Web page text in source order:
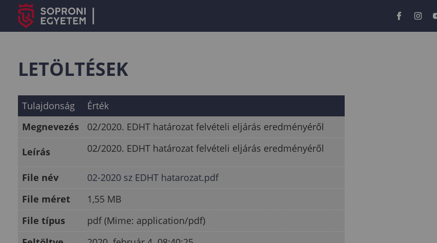
LETÖLTÉSEK
Tulajdonság
Érték
Megnevezés
02/2020. EDHT határozat felvételi eljárás eredményéről
Leírás 02/2020. EDHT határozat felvételi eljárás eredményéről
File név
02-2020 sz EDHT hatarozat.pdf
File méret
1,55 MB
File típus
pdf (Mime: application/pdf)